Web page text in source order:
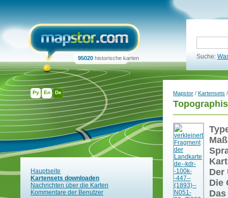
Ру En De
95020 historische karten Suche:
Hauptseite
Kartensets downloaden
Nachrichten über die Karten
Kommentare der Benutzer
Mapstor / Kartensets
Der
Die